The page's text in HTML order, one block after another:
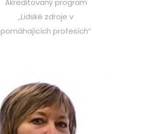
Akreditovaný program
„Lidské zdroje v
pomáhajících profesích“